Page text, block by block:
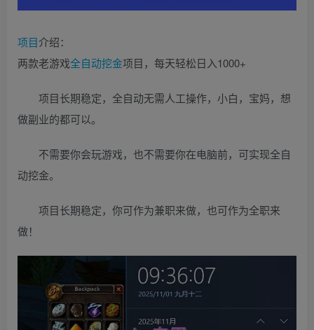
项目介绍：
两款老游戏全自动挖金项目，每天轻松日入1000+
项目长期稳定，全自动无需人工操作，小白，宝妈，想
做副业的都可以。
不需要你会玩游戏，也不需要你在电脑前，可实现全自
动挖金。
项目长期稳定，你可作为兼职来做，也可作为全职来
做！